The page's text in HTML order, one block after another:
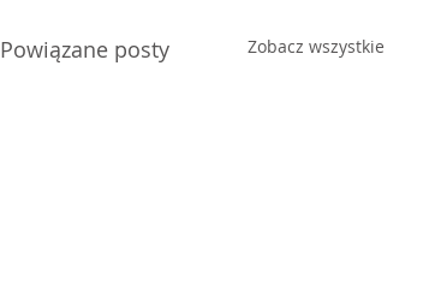
Powiązane posty Zobacz wszystkie